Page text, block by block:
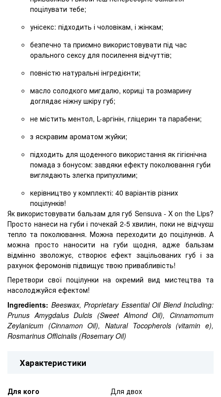
поцілувати тебе;
унісекс: підходить і чоловікам, і жінкам;
безпечно та приємно використовувати під час
орального сексу для посилення відчуттів;
повністю натуральні інгредієнти;
масло солодкого мигдалю, кориці та розмарину
доглядає ніжну шкіру губ;
не містить ментол, L-аргінін, гліцерин та парабени;
з яскравим ароматом жуйки;
підходить для щоденного використання як гігієнічна
помада з бонусом: завдяки ефекту поколювання губи
виглядають злегка припухлими;
керівництво у комплекті: 40 варіантів різних
поцілунків!
Як використовувати бальзам для губ Sensuva - X on the Lips?
Просто нанеси на губи і почекай 2-5 хвилин, поки не відчуєш
тепло та поколювання. Можна переходити до поцілунків. А
можна просто наносити на губи щодня, адже бальзам
відмінно зволожує, створює ефект зацільованих губ і за
рахунок феромонів підвищує твою привабливість!
Перетвори свої поцілунки на окремий вид мистецтва та
насолоджуйся ефектом!
Ingredients: Beeswax, Proprietary Essential Oil Blend Including:
Prunus Amygdalus Dulcis (Sweet Almond Oil), Cinnamomum
Zeylanicum (Cinnamon Oil), Natural Tocopherols (vitamin e),
Rosmarinus Officinalis (Rosemary Oil)
Характеристики
Для кого
Для двох